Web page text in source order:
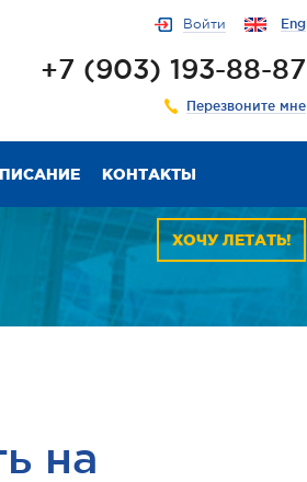
Eng
Войти
+7 (903) 193-88-87
Перезвоните мне
КОНТАКТЫ
ХОЧУ ЛЕТАТЬ!
на